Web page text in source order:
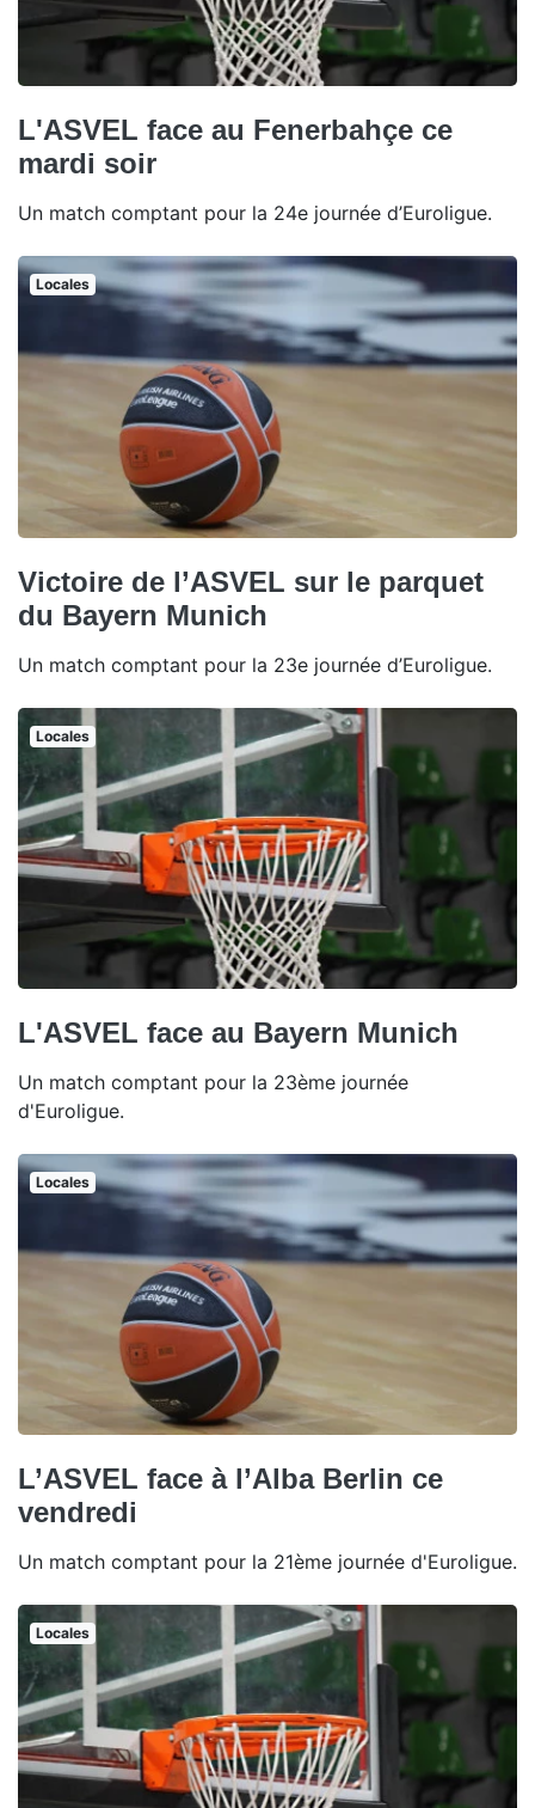
L'ASVEL face au Fenerbahçe ce
mardi soir
Un match comptant pour la 24e journée d’Euroligue.
Locales
Victoire de l’ASVEL sur le parquet
du Bayern Munich
Un match comptant pour la 23e journée d’Euroligue.
Locales
L'ASVEL face au Bayern Munich
Un match comptant pour la 23ème journée
d'Euroligue.
Locales
L’ASVEL face à l’Alba Berlin ce
vendredi
Un match comptant pour la 21ème journée d'Euroligue.
Locales